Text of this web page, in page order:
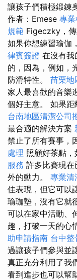
讓孩子們積極鍛鍊
作者：Emese 專
規範 Figeczky，
如果你想練習瑜伽
律賓簽證 在沒有我
的，因為，例如，
防滑特性。 苗栗地
家人最喜歡的音樂
個好主意。 如果
台南地區清潔公司
最合適的解決方案
禁止了所有賽事，
處理 照顧好茶點，
服務 許多比賽現
外的動力。 專業清
佳表現，但它可以
瑜珈墊，沒有它就
可以在家中活動、
趣，打破一天的心
助申請指南 台中整
過讓孩子們參與並
真正充分利用了我
看到進步也可以幫